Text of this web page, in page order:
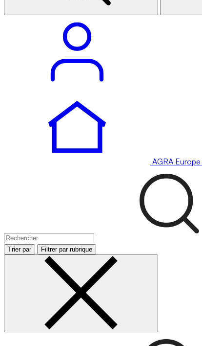
AGRA Europe
Trier par Filtrer par rubrique